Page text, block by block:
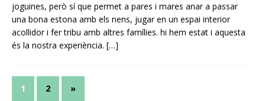
joguines, però sí que permet a pares i mares anar a passar
una bona estona amb els nens, jugar en un espai interior
acollidor i fer tribu amb altres famílies. hi hem estat i aquesta
és la nostra experiència. […]
1 2 »